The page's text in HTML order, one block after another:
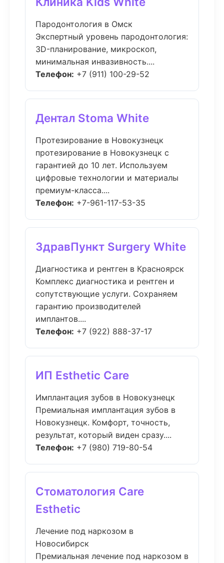
Пародонтология в Омск
Экспертный уровень пародонтология:
3D-планирование, микроскоп,
минимальная инвазивность....
Телефон: +7 (911) 100-29-52
Дентал Stoma White
Протезирование в Новокузнецк
протезирование в Новокузнецк с
гарантией до 10 лет. Используем
цифровые технологии и материалы
премиум-класса....
Телефон: +7-961-117-53-35
ЗдравПункт Surgery White
Диагностика и рентген в Красноярск
Комплекс диагностика и рентген и
сопутствующие услуги. Сохраняем
гарантию производителей
имплантов....
Телефон: +7 (922) 888-37-17
ИП Esthetic Care
Имплантация зубов в Новокузнецк
Премиальная имплантация зубов в
Новокузнецк. Комфорт, точность,
результат, который виден сразу....
Телефон: +7 (980) 719-80-54
Стоматология Care
Esthetic
Лечение под наркозом в
Новосибирск
Премиальная лечение под наркозом в